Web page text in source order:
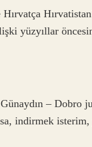
yüzyıllar
– Dobro
indirmek isterim,